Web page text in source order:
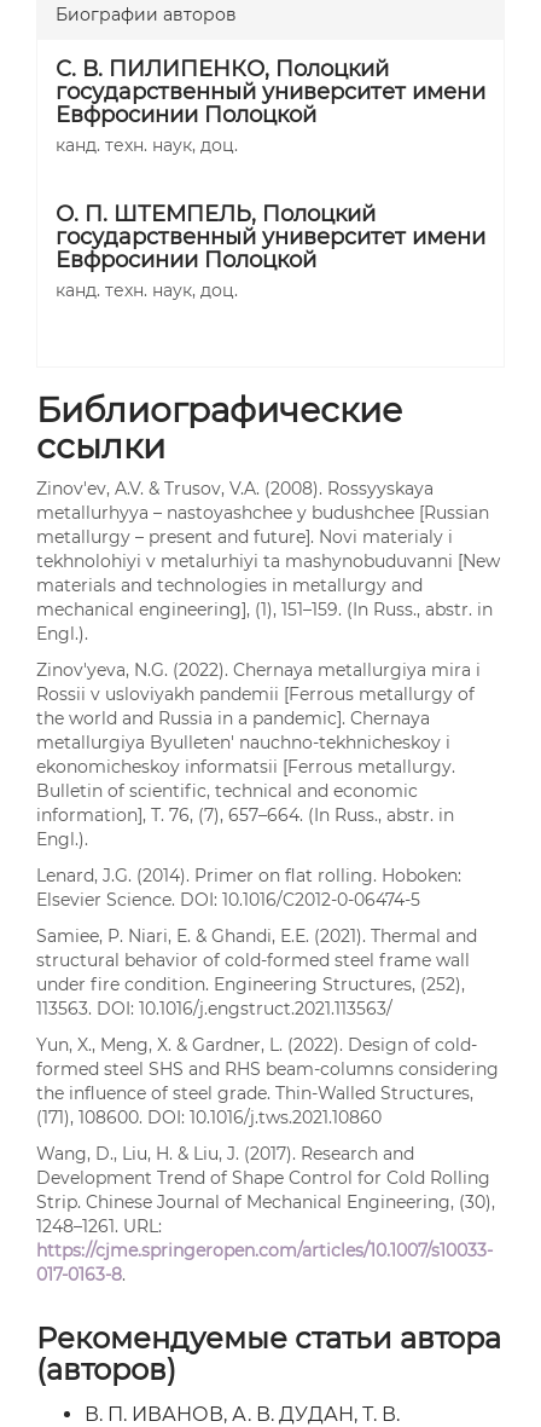
Биографии авторов
С. В. ПИЛИПЕНКО, Полоцкий
государственный университет имени
Евфросинии Полоцкой
канд. техн. наук, доц.
О. П. ШТЕМПЕЛЬ, Полоцкий
государственный университет имени
Евфросинии Полоцкой
канд. техн. наук, доц.
Библиографические
ссылки
Zinov'ev, A.V. & Trusov, V.A. (2008). Rossyyskaya
metallurhyya – nastoyashchee y budushchee [Russian
metallurgy – present and future]. Novi materialy i
tekhnolohiyi v metalurhiyi ta mashynobuduvanni [New
materials and technologies in metallurgy and
mechanical engineering], (1), 151–159. (In Russ., abstr. in
Engl.).
Zinovʹyeva, N.G. (2022). Chernaya metallurgiya mira i
Rossii v usloviyakh pandemii [Ferrous metallurgy of
the world and Russia in a pandemic]. Chernaya
metallurgiya Byulletenʹ nauchno-tekhnicheskoy i
ekonomicheskoy informatsii [Ferrous metallurgy.
Bulletin of scientific, technical and economic
information], Т. 76, (7), 657–664. (In Russ., abstr. in
Engl.).
Lenard, J.G. (2014). Primer on flat rolling. Hoboken:
Elsevier Science. DOI: 10.1016/C2012-0-06474-5
Samiee, P. Niari, Е. & Ghandi, Е.Е. (2021). Thermal and
structural behavior of cold-formed steel frame wall
under fire condition. Engineering Structures, (252),
113563. DOI: 10.1016/j.engstruct.2021.113563/
Yun, X., Meng, Х. & Gardner, L. (2022). Design of cold-
formed steel SHS and RHS beam-columns considering
the influence of steel grade. Thin-Walled Structures,
(171), 108600. DOI: 10.1016/j.tws.2021.10860
Wang, D., Liu, H. & Liu, J. (2017). Research and
Development Trend of Shape Control for Cold Rolling
Strip. Chinese Journal of Mechanical Engineering, (30),
1248–1261. URL:
https://cjme.springeropen.com/articles/10.1007/s10033-
017-0163-8.
Рекомендуемые статьи автора
(авторов)
В. П. ИВАНОВ, А. В. ДУДАН, Т. В.